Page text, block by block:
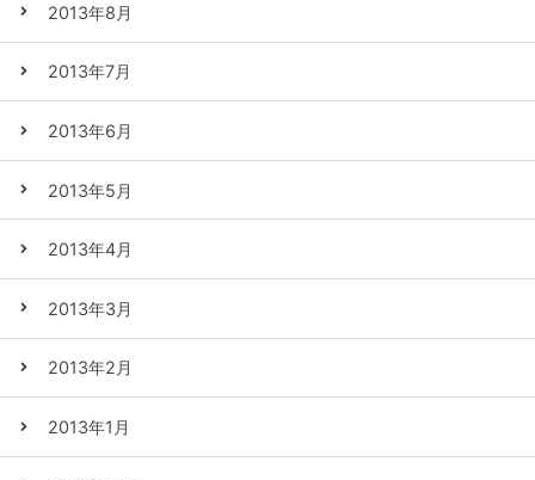
2013年8月
2013年7月
2013年6月
2013年5月
2013年4月
2013年3月
2013年2月
2013年1月